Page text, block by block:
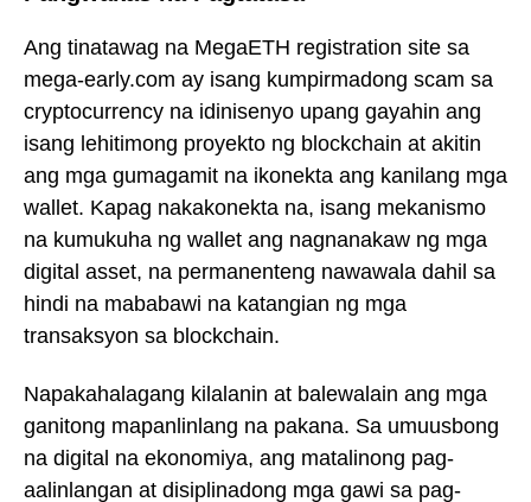
Ang tinatawag na MegaETH registration site sa
mega-early.com ay isang kumpirmadong scam sa
cryptocurrency na idinisenyo upang gayahin ang
isang lehitimong proyekto ng blockchain at akitin
ang mga gumagamit na ikonekta ang kanilang mga
wallet. Kapag nakakonekta na, isang mekanismo
na kumukuha ng wallet ang nagnanakaw ng mga
digital asset, na permanenteng nawawala dahil sa
hindi na mababawi na katangian ng mga
transaksyon sa blockchain.
Napakahalagang kilalanin at balewalain ang mga
ganitong mapanlinlang na pakana. Sa umuusbong
na digital na ekonomiya, ang matalinong pag-
aalinlangan at disiplinadong mga gawi sa pag-